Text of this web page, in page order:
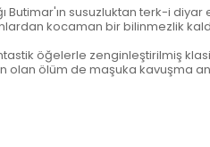
Butimar'ın susuzluktan terk-i
kocaman bir bilinmezlik
öğelerle zenginleştirilmiş
olan ölüm de maşuka kavuşma